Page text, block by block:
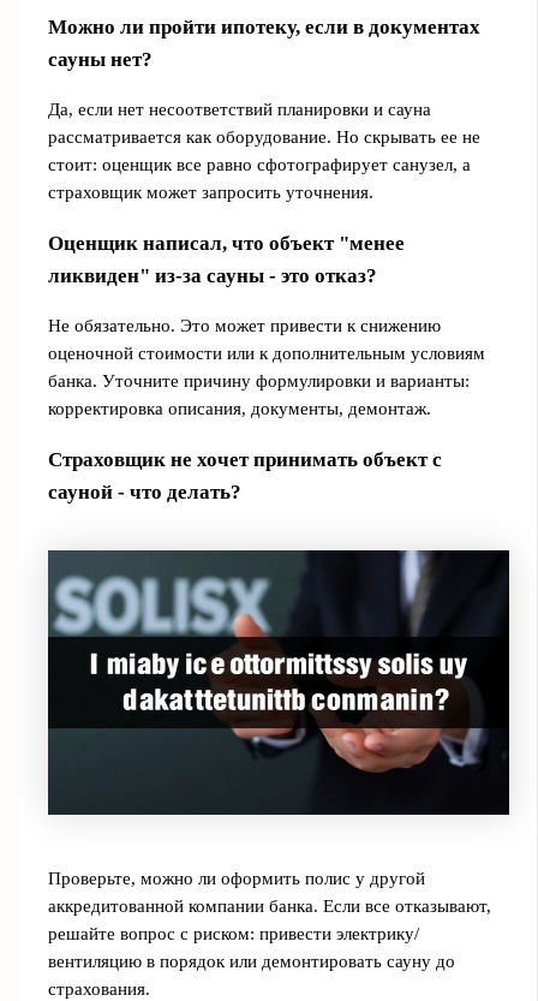
Можно ли пройти ипотеку, если в документах
сауны нет?
Да, если нет несоответствий планировки и сауна
рассматривается как оборудование. Но скрывать ее не
стоит: оценщик все равно сфотографирует санузел, а
страховщик может запросить уточнения.
Оценщик написал, что объект "менее
ликвиден" из-за сауны - это отказ?
Не обязательно. Это может привести к снижению
оценочной стоимости или к дополнительным условиям
банка. Уточните причину формулировки и варианты:
корректировка описания, документы, демонтаж.
Страховщик не хочет принимать объект с
сауной - что делать?
Проверьте, можно ли оформить полис у другой
аккредитованной компании банка. Если все отказывают,
решайте вопрос с риском: привести электрику/
вентиляцию в порядок или демонтировать сауну до
страхования.